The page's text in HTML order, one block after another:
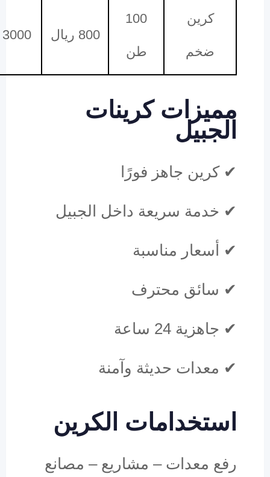
كرين
ضخم
100
طن
800 ريال 3000 ريال
مميزات كرينات
الجبيل
✔ كرين جاهز فورًا
✔ خدمة سريعة داخل الجبيل
✔ أسعار مناسبة
✔ سائق محترف
✔ جاهزية 24 ساعة
✔ معدات حديثة وآمنة
استخدامات الكرين
رفع معدات – مشاريع – مصانع